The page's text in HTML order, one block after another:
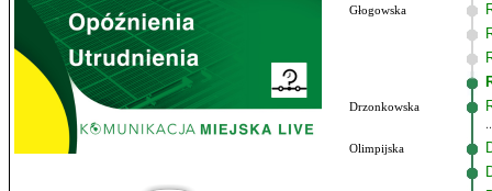
Głogowska
Drzonkowska
Olimpijska